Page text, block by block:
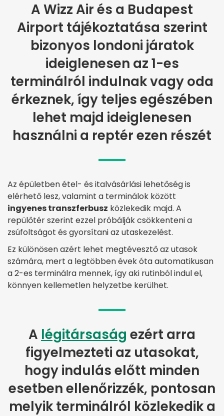
A Wizz Air és a Budapest
Airport tájékoztatása szerint
bizonyos londoni járatok
ideiglenesen az 1-es
terminálról indulnak vagy oda
érkeznek, így teljes egészében
lehet majd ideiglenesen
használni a reptér ezen részét
Az épületben étel- és italvásárlási lehetőség is
elérhető lesz, valamint a terminálok között
ingyenes transzferbusz közlekedik majd. A
repülőtér szerint ezzel próbálják csökkenteni a
zsúfoltságot és gyorsítani az utaskezelést.
Ez különösen azért lehet megtévesztő az utasok
számára, mert a legtöbben évek óta automatikusan
a 2-es terminálra mennek, így aki rutinból indul el,
könnyen kellemetlen helyzetbe kerülhet.
A légitársaság ezért arra
figyelmezteti az utasokat,
hogy indulás előtt minden
esetben ellenőrizzék, pontosan
melyik terminálról közlekedik a